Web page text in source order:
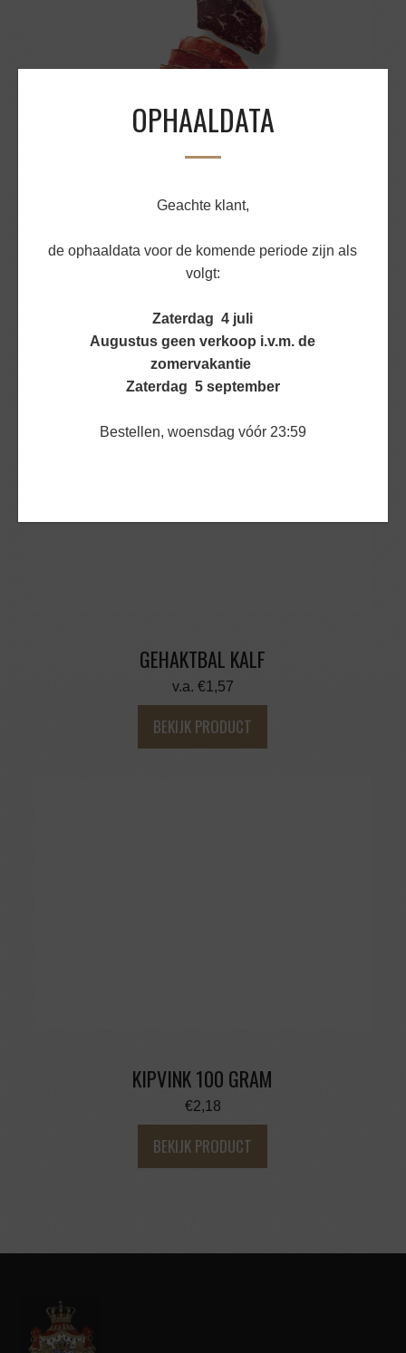
OPHAALDATA
Geachte klant,
de ophaaldata voor de komende periode zijn als
volgt:
Zaterdag 4 juli
Augustus geen verkoop i.v.m. de
zomervakantie
Zaterdag 5 september
Bestellen, woensdag vóór 23:59
CECINA DE LEON GESNEDEN
€ 4,20
GEHAKTBAL KALF
v.a. €1,57
BEKIJK PRODUCT
KIPVINK 100 GRAM
€2,18
BEKIJK PRODUCT